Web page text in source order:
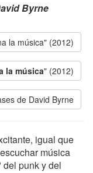
Byrne
la música" (2012)
la música" (2012)
de David Byrne
igual que
música
punk y del